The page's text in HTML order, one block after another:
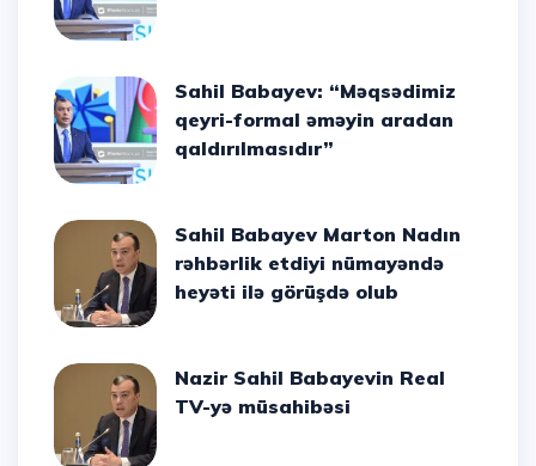
Sahil Babayev: “Məqsədimiz
qeyri-formal əməyin aradan
qaldırılmasıdır”
Sahil Babayev Marton Nadın
rəhbərlik etdiyi nümayəndə
heyəti ilə görüşdə olub
Nazir Sahil Babayevin Real
TV-yə müsahibəsi